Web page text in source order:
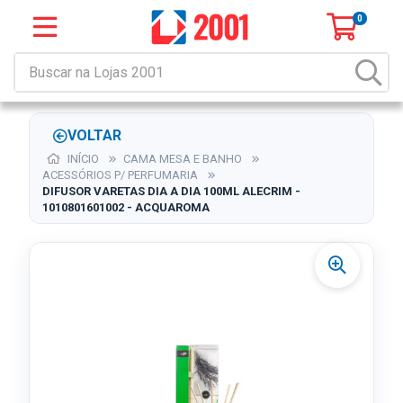
0
VOLTAR
INÍCIO
CAMA MESA E BANHO
ACESSÓRIOS P/ PERFUMARIA
DIFUSOR VARETAS DIA A DIA 100ML ALECRIM -
1010801601002 - ACQUAROMA